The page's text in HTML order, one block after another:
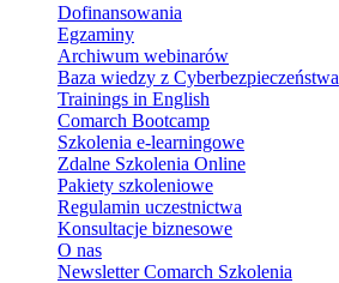
Dofinansowania
Egzaminy
Archiwum webinarów
Baza wiedzy z Cyberbezpieczeństwa
Trainings in English
Comarch Bootcamp
Szkolenia e-learningowe
Zdalne Szkolenia Online
Pakiety szkoleniowe
Regulamin uczestnictwa
Konsultacje biznesowe
O nas
Newsletter Comarch Szkolenia